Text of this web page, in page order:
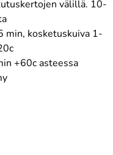
välillä. 10-
min, kosketuskuiva 1-
+60c asteessa